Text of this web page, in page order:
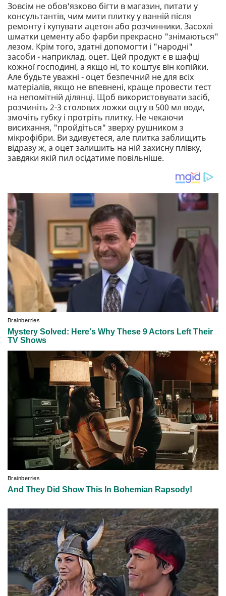
Зовсім не обов'язково бігти в магазин, питати у
консультантів, чим мити плитку у ванній після
ремонту і купувати ацетон або розчинники. Засохлі
шматки цементу або фарби прекрасно "знімаються"
лезом. Крім того, здатні допомогти і "народні"
засоби - наприклад, оцет. Цей продукт є в шафці
кожної господині, а якщо ні, то коштує він копійки.
Але будьте уважні - оцет безпечний не для всіх
матеріалів, якщо не впевнені, краще провести тест
на непомітній ділянці. Щоб використовувати засіб,
розчиніть 2-3 столових ложки оцту в 500 мл води,
змочіть губку і протріть плитку. Не чекаючи
висихання, "пройдіться" зверху рушником з
мікрофібри. Ви здивуєтеся, але плитка заблищить
відразу ж, а оцет залишить на ній захисну плівку,
завдяки якій пил осідатиме повільніше.